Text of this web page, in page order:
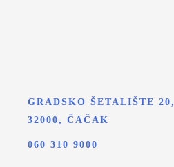
GRADSKO ŠETALIŠTE 20,
32000, ČAČAK
060 310 9000